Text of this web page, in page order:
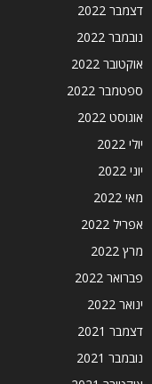
דצמבר 2022
נובמבר 2022
אוקטובר 2022
ספטמבר 2022
אוגוסט 2022
יולי 2022
יוני 2022
מאי 2022
אפריל 2022
מרץ 2022
פברואר 2022
ינואר 2022
דצמבר 2021
נובמבר 2021